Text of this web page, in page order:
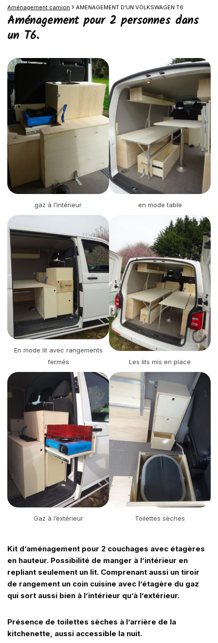
Aménagement camion › AMENAGEMENT D’UN VOLKSWAGEN T6
Aménagement pour 2 personnes dans
un T6.
gaz à l’intérieur en mode table
En mode lit avec rangements
fermés
Les lits mis en place
Gaz à l’extérieur Toilettes sèches
Kit d’aménagement pour 2 couchages avec étagères
en hauteur. Possibilité de manger à l’intérieur en
repliant seulement un lit. Comprenant aussi un tiroir
de rangement un coin cuisine avec l’étagère du gaz
qui sort aussi bien à l’intérieur qu’à l’extérieur.
Présence de toilettes sèches à l’arrière de la
kitchenette, aussi accessible la nuit.